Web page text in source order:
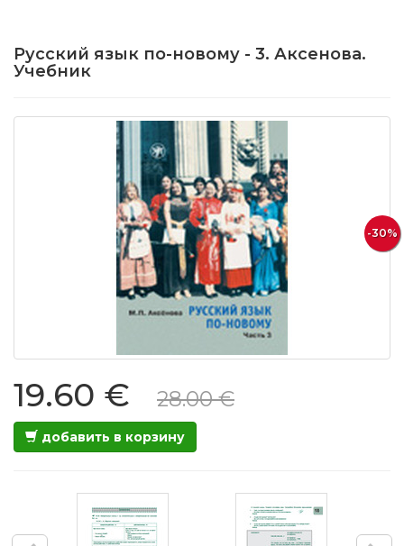
Русский язык по-новому - 3. Аксенова.
Учебник
-30%
19.60 € 28.00 €
добавить в корзину